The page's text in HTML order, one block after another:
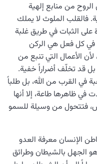
من منابع إلهية
فالقلب الملوث لا يملك
على الثبات في طريق غلبة
في كل فعل هي الركن
الأعمال التي تنبع من
بل قد تخلّف أضراراً خفية.
في القرب من الله، بل طلباً
ظاهرها طاعة، إلا أنها
فتتحول من وسيلة للسمو
الإنسان معرفة العدو
الجهل بالشيطان وطرائق